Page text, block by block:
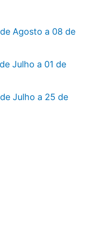
Agosto a 08 de
Julho a 01 de
Julho a 25 de